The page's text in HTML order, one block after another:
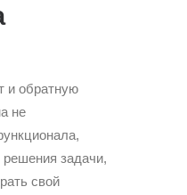
и обратную
не
задачи,
свой